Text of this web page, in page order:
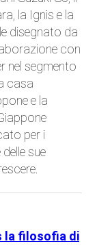
la Ignis e la
disegnato da
con
nel segmento
casa
e la
per i
sue
la filosofia di